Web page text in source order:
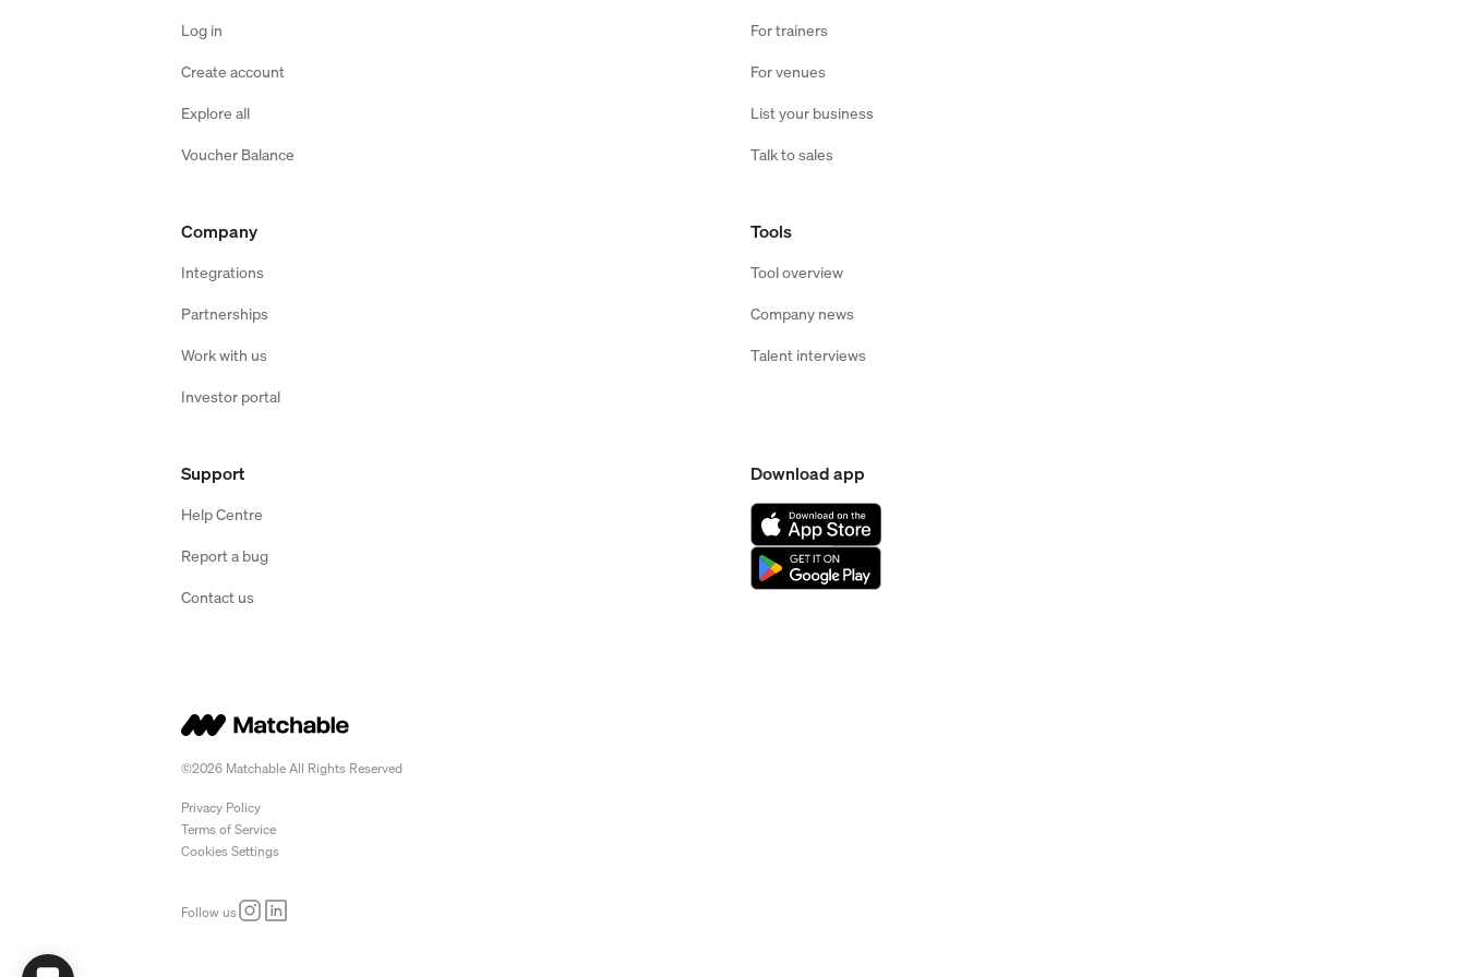
Log in
Create account
Explore all
Voucher Balance
For trainers
For venues
List your business
Talk to sales
Company
Integrations
Partnerships
Work with us
Investor portal
Tools
Tool overview
Company news
Talent interviews
Support
Help Centre
Report a bug
Contact us
Download app
©2026 Matchable All Rights Reserved
Privacy Policy
Terms of Service
Cookies Settings
Follow us